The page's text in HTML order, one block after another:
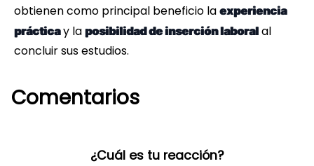
obtienen como principal beneficio la experiencia
prácticay la posibilidad de inserción laboral al
concluir sus estudios.
Comentarios